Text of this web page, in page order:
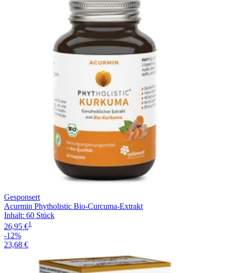
Gesponsert
Acurmin Phytholistic Bio-Curcuma-Extrakt
Inhalt: 60 Stück
26,95 €1
-12%
23,68 €